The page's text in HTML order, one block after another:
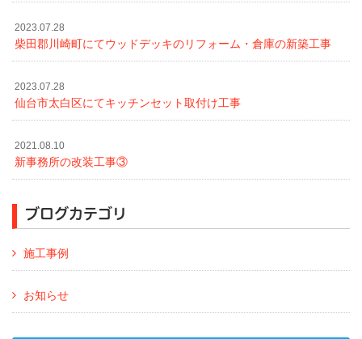
2023.07.28
柴田郡川崎町にてウッドデッキのリフォーム・倉庫の新築工事
2023.07.28
仙台市太白区にてキッチンセット取付け工事
2021.08.10
新事務所の改装工事③
ブログカテゴリ
施工事例
お知らせ